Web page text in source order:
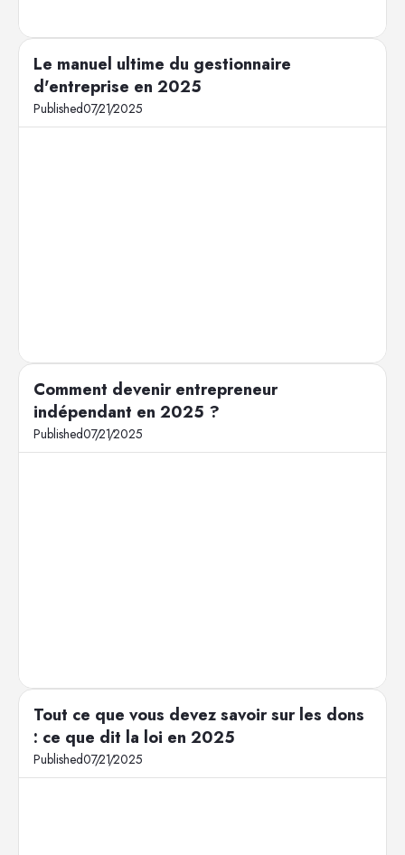
Le manuel ultime du gestionnaire
d'entreprise en 2025
Published07/21/2025
Comment devenir entrepreneur
indépendant en 2025 ?
Published07/21/2025
Tout ce que vous devez savoir sur les dons
: ce que dit la loi en 2025
Published07/21/2025